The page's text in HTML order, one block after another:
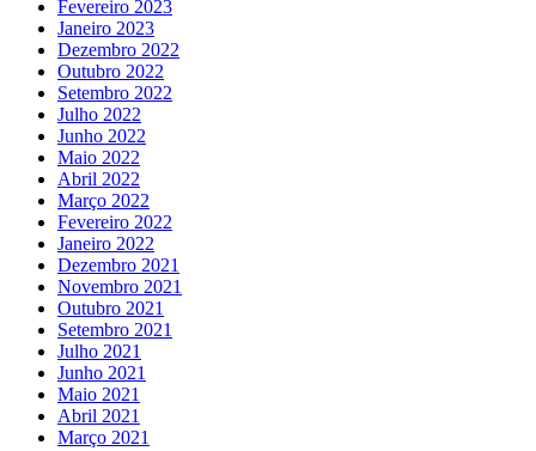
Fevereiro 2023
Janeiro 2023
Dezembro 2022
Outubro 2022
Setembro 2022
Julho 2022
Junho 2022
Maio 2022
Abril 2022
Março 2022
Fevereiro 2022
Janeiro 2022
Dezembro 2021
Novembro 2021
Outubro 2021
Setembro 2021
Julho 2021
Junho 2021
Maio 2021
Abril 2021
Março 2021